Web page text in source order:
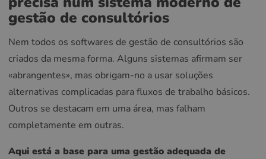
gestão de consultórios
Nem todos os softwares de gestão de consultórios são
criados da mesma forma. Alguns sistemas afirmam ser
«abrangentes», mas obrigam-no a usar soluções
alternativas complicadas para fluxos de trabalho básicos.
Outros se destacam em uma área, mas falham
completamente em outras.
Aqui está a base para uma gestão adequada de